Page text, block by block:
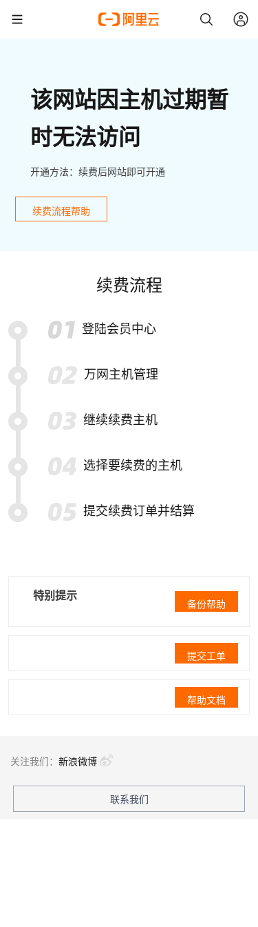
该网站因主机过期暂
时无法访问
开通方法：续费后网站即可开通
续费流程帮助
续费流程
登陆会员中心
万网主机管理
继续续费主机
选择要续费的主机
提交续费订单并结算
特别提示
备份帮助
提交工单
帮助文档